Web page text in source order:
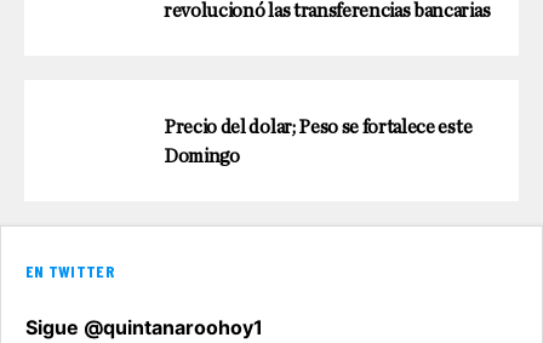
revolucionó las transferencias bancarias
Precio del dolar; Peso se fortalece este
Domingo
EN TWITTER
Sigue @quintanaroohoy1